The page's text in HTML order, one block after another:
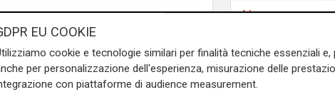
con un impegno in favore della lingua
grazie all'impegno dei volontari.
L'intervista
Ponente):
tolleranza
EU COOKIE
cookie e tecnologie similari per finalità tecniche essenziali
per personalizzazione dell'esperienza, misurazione delle
con piattaforme di audience measurement.